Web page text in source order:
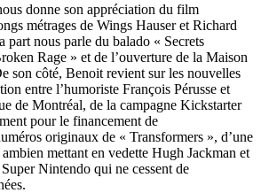
donne son appréciation du film
métrages de Wings Hauser et Richard
part nous parle du balado « Secrets
Rage » et de l’ouverture de la Maison
son côté, Benoit revient sur les nouvelles
entre l’humoriste François Pérusse et
de Montréal, de la campagne Kickstarter
pour le financement de
originaux de « Transformers », d’une
mettant en vedette Hugh Jackman et
Nintendo qui ne cessent de